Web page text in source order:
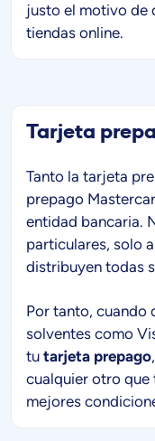
justo el motivo de
tiendas online.
Tarjeta
Tanto la tarjeta
prepago
entidad bancaria.
particulares, solo
distribuyen todas
Por tanto, cuando
solventes como
tu tarjeta prepago
cualquier otro que
mejores